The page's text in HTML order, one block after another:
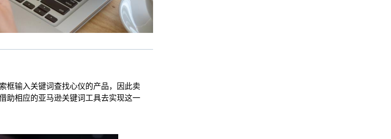
框输入关键词查找心仪的产品，因此卖
助相应的亚马逊关键词工具去实现这一